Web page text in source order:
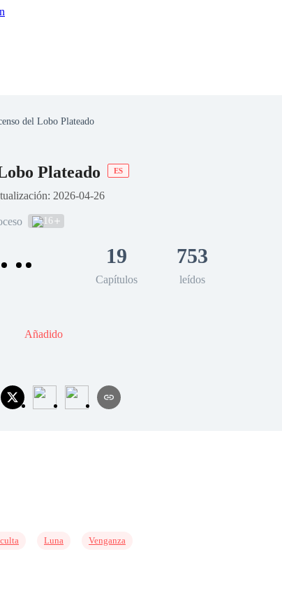
del Lobo Plateado
Plateado ES
2026-04-26
16
19
Capítulos
753
leídos
Añadido
Luna Venganza